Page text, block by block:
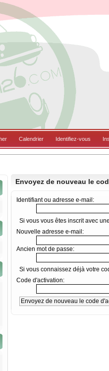
Calendrier Identifiez-vous
Envoyez de nouveau le
Identifiant ou adresse e-mail:
Si vous vous êtes inscrit avec
Nouvelle adresse e-mail:
Ancien mot de passe:
Si vous connaissez déjà votre
Code d'activation: